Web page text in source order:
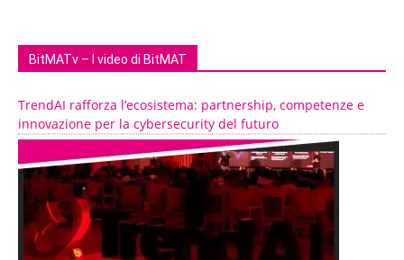
BitMATv – I video di BitMAT
TrendAI rafforza l’ecosistema: partnership, competenze e
innovazione per la cybersecurity del futuro